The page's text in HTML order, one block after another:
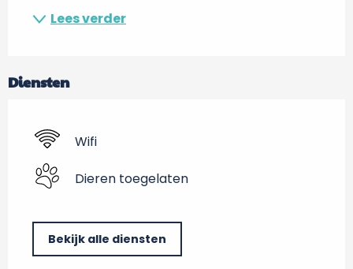
Lees verder
Diensten
Wifi
Dieren toegelaten
Bekijk alle diensten